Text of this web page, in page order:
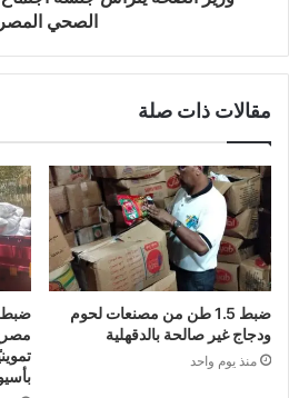
الصحي
مقالات ذات صلة
ضبط 1.5 طن من مصنعات لحوم
ودجاج غير صالحة بالدقهلية
منذ يوم واحد